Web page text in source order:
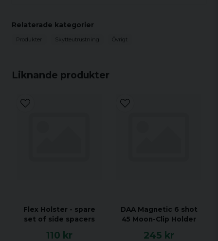
Liknande produkter
Flex Holster - spare
set of side spacers
110 kr
DAA Magnetic 6 shot
45 Moon-Clip Holder
245 kr
moon clips som är tillverkade av stål med svaga
Relaterade kategorier
Produkter Skytteutrustning Övrigt